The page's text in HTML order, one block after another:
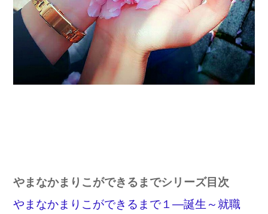
やまなかまりこができるまでシリーズ目次
やまなかまりこができるまで１―誕生～就職